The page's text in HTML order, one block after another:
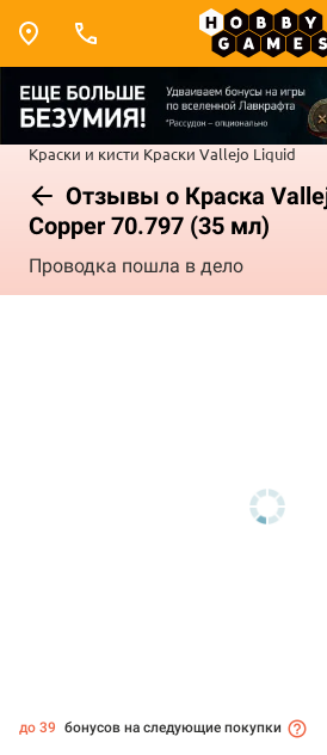
Краски и кисти Краски Vallejo Liquid
Отзывы о Краска
Copper 70.797 (35 мл)
Проводка пошла в дело
до 39 бонусов на следующие покупки